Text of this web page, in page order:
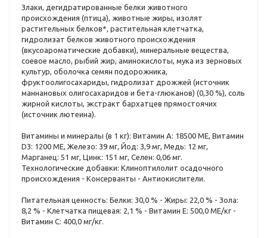
Злаки, дегидратированные белки животного
происхождения (птица), животные жиры, изолят
растительных белков*, растительная клетчатка,
гидролизат белков животного происхождения
(вкусоароматические добавки), минеральные вещества,
соевое масло, рыбий жир, аминокислоты, мука из зерновых
культур, оболочкa семян подорожника,
фруктоолигосахариды, гидролизат дрожжей (источник
мaннановых олигосахаридов и бета-глюканов) (0,30 %), соль
жирной кислоты, экстракт бархатцев прямостоячих
(источник лютеина).
Витамины и минералы (в 1 кг): Витамин A: 18500 ME, Витамин
D3: 1200 ME, Железо: 39 мг, Йод: 3,9 мг, Медь: 12 мг,
Марганец: 51 мг, Цинк: 151 мг, Ceлeн: 0,06 мг.
Технологические добавки: Клиноптилолит осадочного
происхождения - Консерванты - Антиокислители.
Питательная ценность: Белки: 30,0 % - Жиры: 22,0 % - Зола:
8,2 % - Клетчатка пищевая: 2,1 % - Витамин E: 500,0 ME/кг -
Витамин C: 400,0 мг/кг.